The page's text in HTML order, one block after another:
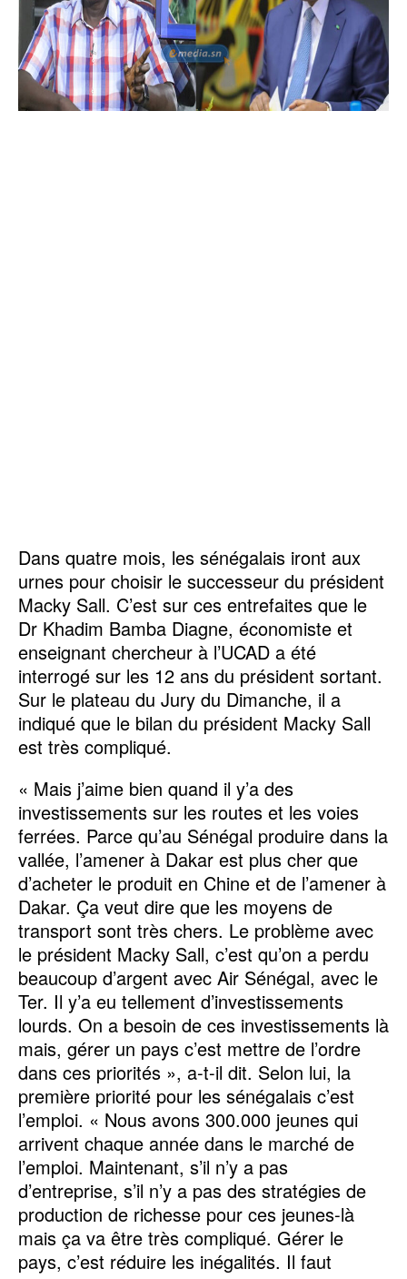
Dans quatre mois, les sénégalais iront aux
urnes pour choisir le successeur du président
Macky Sall. C’est sur ces entrefaites que le
Dr Khadim Bamba Diagne, économiste et
enseignant chercheur à l’UCAD a été
interrogé sur les 12 ans du président sortant.
Sur le plateau du Jury du Dimanche, il a
indiqué que le bilan du président Macky Sall
est très compliqué.
« Mais j’aime bien quand il y’a des
investissements sur les routes et les voies
ferrées. Parce qu’au Sénégal produire dans la
vallée, l’amener à Dakar est plus cher que
d’acheter le produit en Chine et de l’amener à
Dakar. Ça veut dire que les moyens de
transport sont très chers. Le problème avec
le président Macky Sall, c’est qu’on a perdu
beaucoup d’argent avec Air Sénégal, avec le
Ter. Il y’a eu tellement d’investissements
lourds. On a besoin de ces investissements là
mais, gérer un pays c’est mettre de l’ordre
dans ces priorités », a-t-il dit. Selon lui, la
première priorité pour les sénégalais c’est
l’emploi. « Nous avons 300.000 jeunes qui
arrivent chaque année dans le marché de
l’emploi. Maintenant, s’il n’y a pas
d’entreprise, s’il n’y a pas des stratégies de
production de richesse pour ces jeunes-là
mais ça va être très compliqué. Gérer le
pays, c’est réduire les inégalités. Il faut